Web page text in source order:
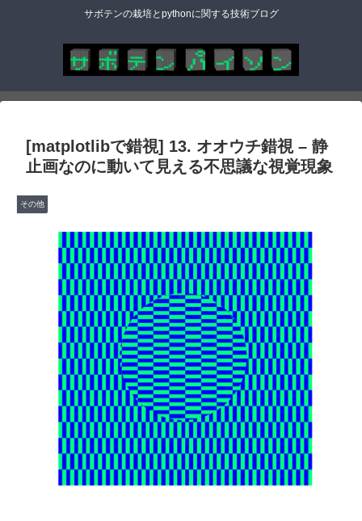
サボテンの栽培とpythonに関する技術ブログ
[matplotlibで錯視] 13. オオウチ錯視 – 静
止画なのに動いて見える不思議な視覚現象
その他